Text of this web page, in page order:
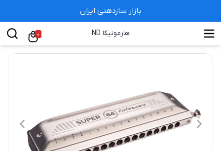
بازار سازدهنی ایران
هارمونیکا ND 0